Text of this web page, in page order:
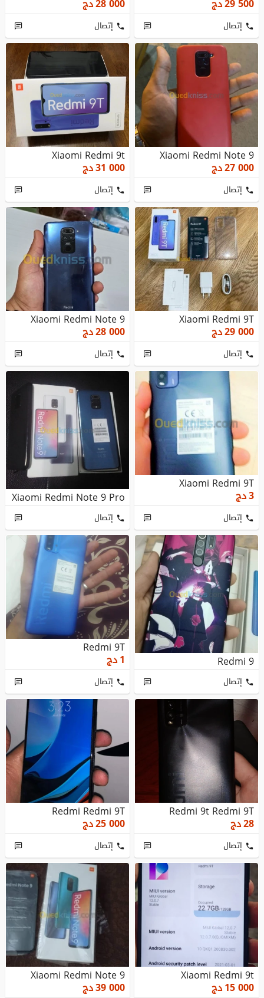
29 500دج
إتصال
28 000دج
إتصال
Xiaomi Redmi Note 9
27 000دج
إتصال
Xiaomi Redmi 9t
31 000دج
إتصال
Xiaomi Redmi 9T
29 000دج
إتصال
Xiaomi Redmi Note 9
28 000دج
إتصال
Xiaomi Redmi 9T
3دج
إتصال
Xiaomi Redmi Note 9 Pro
إتصال
Redmi 9
إتصال
Redmi 9T
1دج
إتصال
Redmi 9t Redmi 9T
28دج
إتصال
Redmi Redmi 9T
25 000دج
إتصال
Xiaomi Redmi 9t
15 000دج
Xiaomi Redmi Note 9
39 000دج